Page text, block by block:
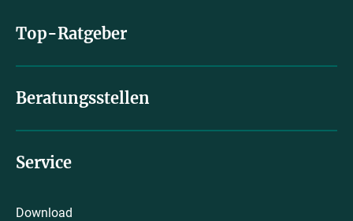
Top-Ratgeber
Beratungsstellen
Service
Download